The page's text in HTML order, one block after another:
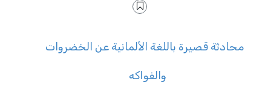
محادثة قصيرة باللغة الألمانية عن الخضروات
والفواكه